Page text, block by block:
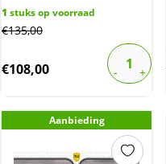
1 stuks op voorraad
€135,00
€108,00
Aanbieding